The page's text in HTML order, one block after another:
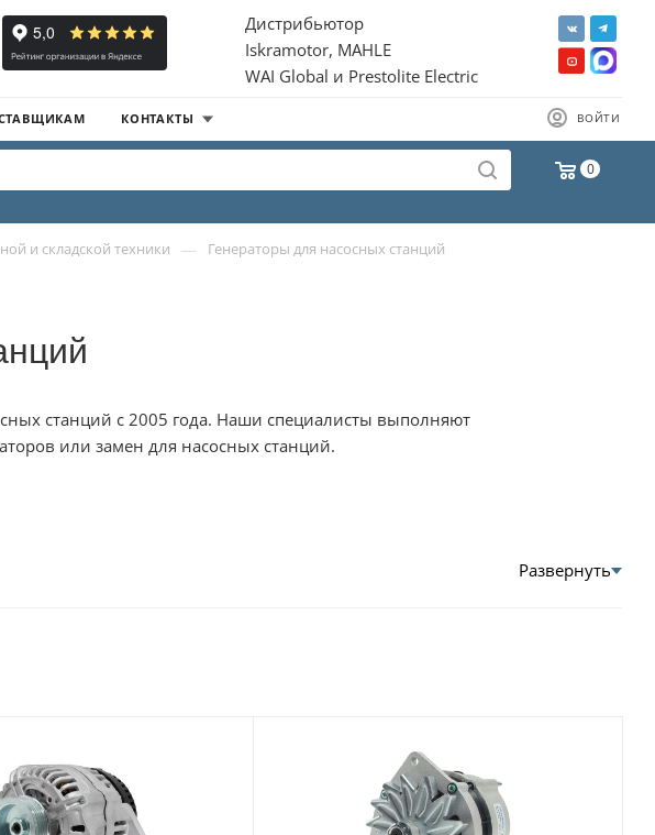
Дистрибьютор
Iskramotor, MAHLE
WAI Global и Prestolite Electric
ВОЙТИ
КОНТАКТЫ
0
и складской техники — Генераторы для насосных станций
станций с 2005 года. Наши специалисты выполняют
или замен для насосных станций.